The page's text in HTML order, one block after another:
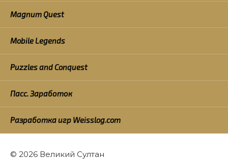
Magnum Quest
Mobile Legends
Puzzles and Conquest
Пасс. Заработок
Разработка игр Weisslog.com
© 2026 Великий Султан